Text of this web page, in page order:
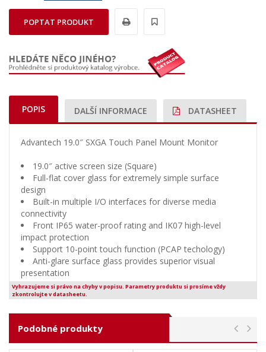
POPTAT PRODUKT
POPIS DALŠÍ INFORMACE DATASHEET
Advantech 19.0″ SXGA Touch Panel Mount Monitor
19.0″ active screen size (Square)
Full-flat cover glass for extremely simple surface
design
Built-in multiple I/O interfaces for diverse media
connectivity
Front IP65 water-proof rating and IK07 high-level
impact protection
Support 10-point touch function (PCAP techology)
Anti-glare surface glass provides superior visual
presentation
Vyhrazujeme si právo na chyby v popisu. Parametry produktu si prosíme vždy
zkontrolujte v datasheetu.
Podobné produkty